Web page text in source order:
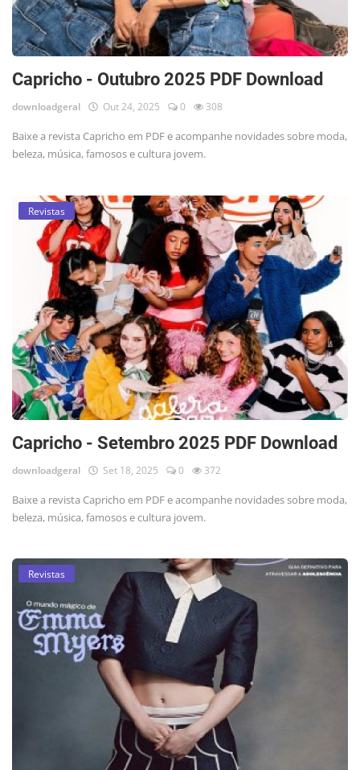
Capricho - Outubro 2025 PDF Download
downloadgeral Out 24, 2025 0 308
Baixe a revista Capricho em PDF e acompanhe novidades sobre moda,
beleza, música, famosos e cultura jovem.
Revistas
Capricho - Setembro 2025 PDF Download
downloadgeral Set 18, 2025 0 372
Baixe a revista Capricho em PDF e acompanhe novidades sobre moda,
beleza, música, famosos e cultura jovem.
Revistas